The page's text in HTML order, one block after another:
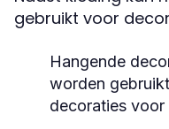
gebruikt voor
Hangende
worden
decoraties voor